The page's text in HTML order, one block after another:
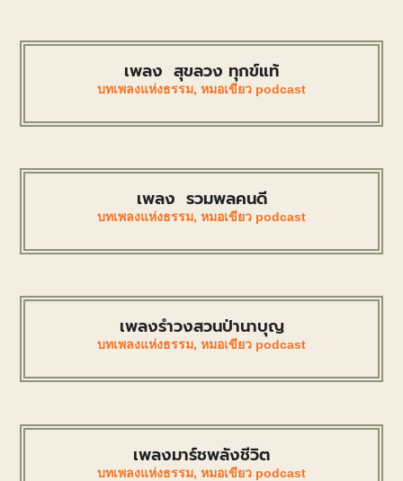
เพลง สุขลวง ทุกข์แท้
บทเพลงแห่งธรรม, หมอเขียว podcast
เพลง รวมพลคนดี
บทเพลงแห่งธรรม, หมอเขียว podcast
เพลงรำวงสวนป่านาบุญ
บทเพลงแห่งธรรม, หมอเขียว podcast
เพลงมาร์ชพลังชีวิต
บทเพลงแห่งธรรม, หมอเขียว podcast